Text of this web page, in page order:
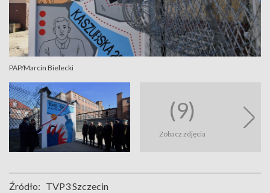
PAP/Marcin Bielecki
(9)
Zobacz zdjęcia
Źródło: TVP3 Szczecin